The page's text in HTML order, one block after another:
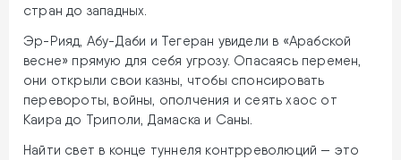
стран до западных.
Эр-Рияд, Абу-Даби и Тегеран увидели в «Арабской
весне» прямую для себя угрозу. Опасаясь перемен,
они открыли свои казны, чтобы спонсировать
перевороты, войны, ополчения и сеять хаос от
Каира до Триполи, Дамаска и Саны.
Найти свет в конце туннеля контрреволюций — это